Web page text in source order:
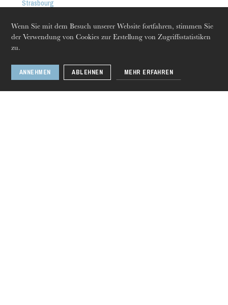
Wenn Sie mit dem Besuch unserer Website fortfahren, stimmen Sie
der Verwendung von Cookies zur Erstellung von Zugriffsstatistiken
zu.
ANNEHMEN ABLEHNEN MEHR ERFAHREN
Strasbourg